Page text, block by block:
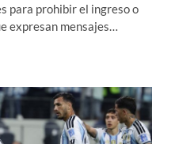
para prohibir el ingreso o
expresan mensajes…